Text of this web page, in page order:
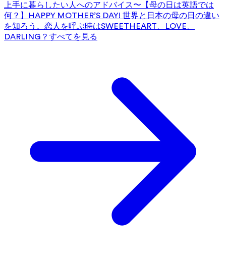
上手に暮らしたい人へのアドバイス〜 【母の日は英語では
何？】HAPPY MOTHER’S DAY! 世界と日本の母の日の違い
を知ろう。 恋人を呼ぶ時はSWEETHEART、LOVE、
DARLING？ すべてを見る